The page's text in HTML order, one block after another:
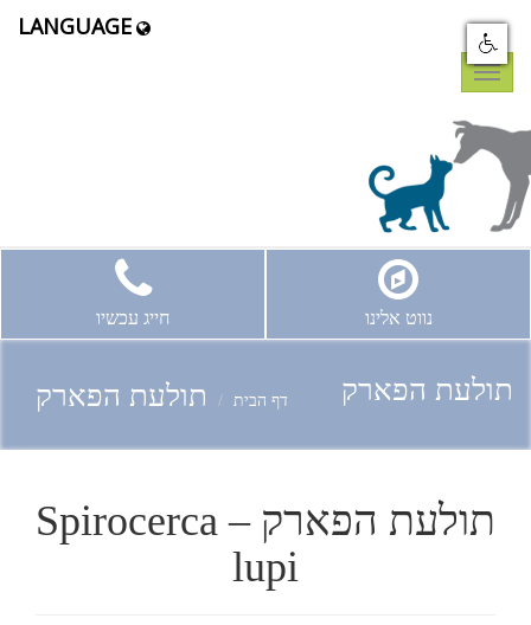
LANGUAGE
Toggle
נווט אלינו חייג עכשיו
תולעת הפארק דף הבית תולעת הפארק
תולעת הפארק – Spirocerca
lupi